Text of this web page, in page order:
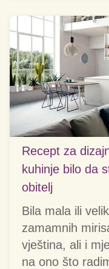
Recept za
kuhinje bilo da
obitelj
Bila mala ili
zamamnih
vještina, ali i
na ono što